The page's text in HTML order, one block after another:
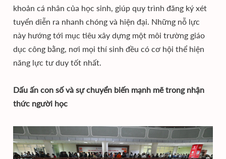
khoản cá nhân của học sinh, giúp quy trình đăng ký xét
tuyển diễn ra nhanh chóng và hiện đại. Những nỗ lực
này hướng tới mục tiêu xây dựng một môi trường giáo
dục công bằng, nơi mọi thí sinh đều có cơ hội thể hiện
năng lực tư duy tốt nhất.
Dấu ấn con số và sự chuyển biến mạnh mẽ trong nhận
thức người học